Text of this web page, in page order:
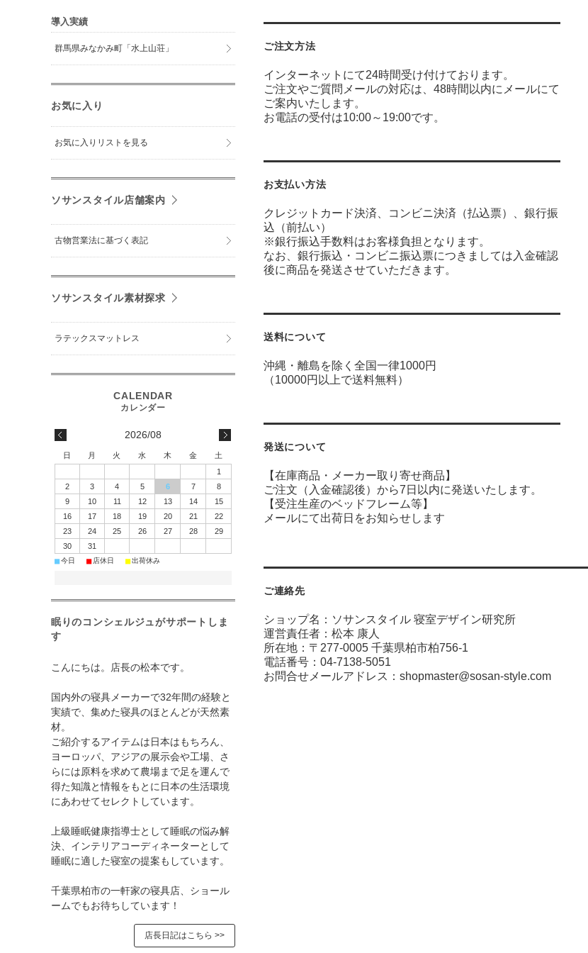
ご注文方法
インターネットにて24時間受け付けております。
ご注文やご質問メールの対応は、48時間以内にメールにて
ご案内いたします。
お電話の受付は10:00～19:00です。
お支払い方法
クレジットカード決済、コンビニ決済（払込票）、銀行振
込（前払い）
※銀行振込手数料はお客様負担となります。
なお、銀行振込・コンビニ振込票につきましては入金確認
後に商品を発送させていただきます。
送料について
沖縄・離島を除く全国一律1000円
（10000円以上で送料無料）
発送について
【在庫商品・メーカー取り寄せ商品】
ご注文（入金確認後）から7日以内に発送いたします。
【受注生産のベッドフレーム等】
メールにて出荷日をお知らせします
ご連絡先
ショップ名：ソサンスタイル 寝室デザイン研究所
運営責任者：松本 康人
所在地：〒277-0005 千葉県柏市柏756-1
電話番号：04-7138-5051
お問合せメールアドレス：shopmaster@sosan-style.com
導入実績
群馬県みなかみ町「水上山荘」
お気に入り
お気に入りリストを見る
ソサンスタイル店舗案内
古物営業法に基づく表記
ソサンスタイル素材探求
ラテックスマットレス
2026/08
日 月 火 水 木 金
土
1
2
3 4 5 6 7
8
9
10 11 12 13 14
15
16
17 18 19 20 21
22
23
24 25 26 27 28
29
30
31
■今日 ■ 店休日 ■出荷休み
眠りのコンシェルジュがサポートしま
す
こんにちは。店長の松本です。
国内外の寝具メーカーで32年間の経験と
実績で、集めた寝具のほとんどが天然素
材。
ご紹介するアイテムは日本はもちろん、
ヨーロッパ、アジアの展示会や工場、さ
らには原料を求めて農場まで足を運んで
得た知識と情報をもとに日本の生活環境
にあわせてセレクトしています。
上級睡眠健康指導士として睡眠の悩み解
決、インテリアコーディネーターとして
睡眠に適した寝室の提案もしています。
千葉県柏市の一軒家の寝具店、ショール
ームでもお待ちしています！
店長日記はこちら >>